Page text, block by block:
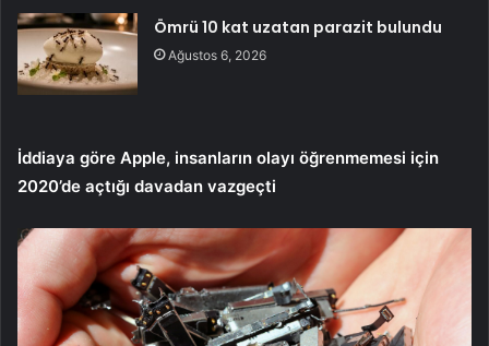
Ömrü 10 kat uzatan parazit bulundu
Ağustos 6, 2026
İddiaya göre Apple, insanların olayı öğrenmemesi için
2020’de açtığı davadan vazgeçti